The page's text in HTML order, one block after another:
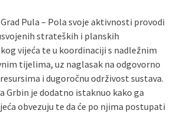
Pula – Pola svoje aktivnosti provodi
strateških i planskih
vijeća te u koordinaciji s nadležnim
tijelima, uz naglasak na odgovorno
i dugoročnu održivost sustava.
Grbin je dodatno istaknuo kako ga
obvezuju te da će po njima postupati